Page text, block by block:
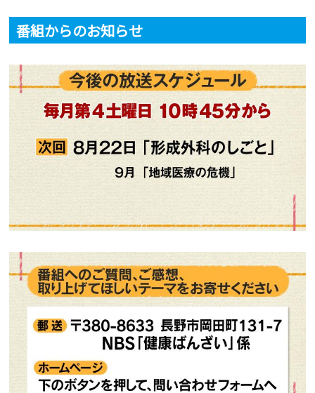
番組からのお知らせ